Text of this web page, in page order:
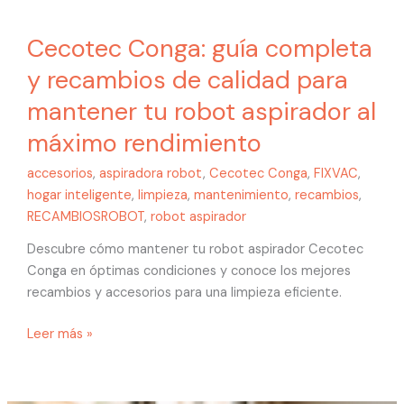
Cecotec Conga: guía completa
y recambios de calidad para
mantener tu robot aspirador al
máximo rendimiento
accesorios, aspiradora robot, Cecotec Conga, FIXVAC,
hogar inteligente, limpieza, mantenimiento, recambios,
RECAMBIOSROBOT, robot aspirador
Descubre cómo mantener tu robot aspirador Cecotec
Conga en óptimas condiciones y conoce los mejores
recambios y accesorios para una limpieza eficiente.
Leer más »